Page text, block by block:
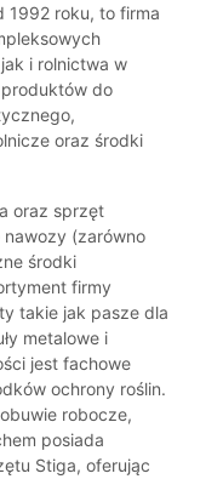
1992 roku, to firma
i rolnictwa w
produktów do
oraz środki
oraz sprzęt
(zarówno
środki
firmy
takie jak pasze dla
metalowe i
jest fachowe
ochrony roślin.
robocze,
posiada
Stiga, oferując